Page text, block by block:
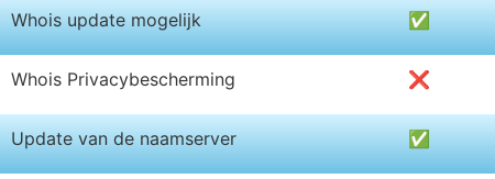
Whois update mogelijk ✅
Whois Privacybescherming ❌
Update van de naamserver ✅